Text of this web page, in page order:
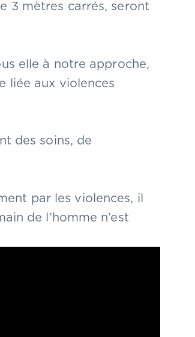
3 mètres carrés, seront
elle à notre approche,
liée aux violences
des soins, de
par les violences, il
de l’homme n’est